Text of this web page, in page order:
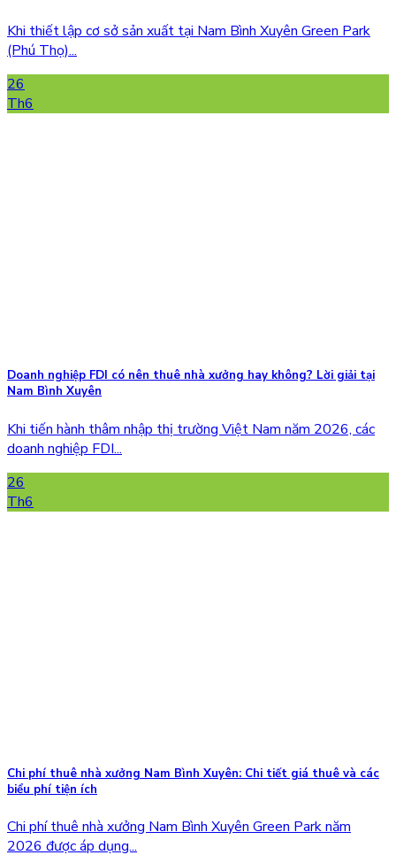
Khi thiết lập cơ sở sản xuất tại Nam Bình Xuyên Green Park
(Phú Thọ)...
26
Th6
Doanh nghiệp FDI có nên thuê nhà xưởng hay không? Lời giải tại
Nam Bình Xuyên
Khi tiến hành thâm nhập thị trường Việt Nam năm 2026, các
doanh nghiệp FDI...
26
Th6
Chi phí thuê nhà xưởng Nam Bình Xuyên: Chi tiết giá thuê và các
biểu phí tiện ích
Chi phí thuê nhà xưởng Nam Bình Xuyên Green Park năm
2026 được áp dụng...